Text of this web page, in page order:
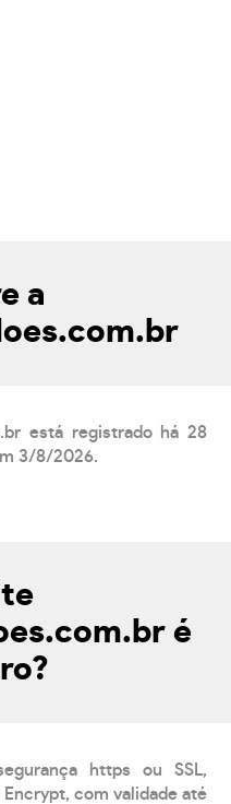
a
está registrado há 28
3/8/2026.
é
https ou SSL,
com validade até